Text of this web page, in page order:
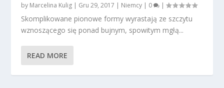
by Marcelina Kulig | Gru 29, 2017 | Niemcy | 0 |
Skomplikowane pionowe formy wyrastają ze szczytu
wznoszącego się ponad bujnym, spowitym mgłą...
READ MORE